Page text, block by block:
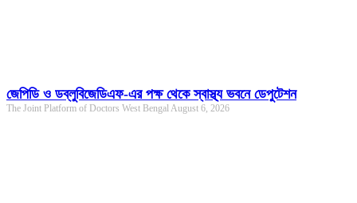
জেপিডি ও ডব্লুবিজেডিএফ-এর পক্ষ থেকে স্বাস্থ্য ভবনে ডেপুটেশন
The Joint Platform of Doctors West BengalAugust 6, 2026